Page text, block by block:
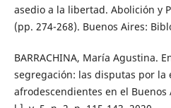
asedio a la libertad. Abolición y
(pp. 274-268). Buenos Aires:
BARRACHINA, María Agustina.
segregación: las disputas por la
afrodescendientes en el Buenos